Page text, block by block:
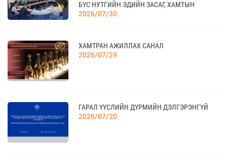
10 сар
04
КАНАД УЛСАД ЗОХИОН БАЙГУУЛАГДАХ
БҮС НУТГИЙН ЭДИЙН ЗАСАГ, ХАМТЫН
АЖИЛЛАГААНЫ УУЛЗАЛТ"-ЫГ ЗОХИОН
2026/07/30
ХАМТРАН АЖИЛЛАХ САНАЛ
2026/07/29
ГАРАЛ ҮҮСЛИЙН ДҮРМИЙН ДЭЛГЭРЭНГҮЙ
2026/07/20